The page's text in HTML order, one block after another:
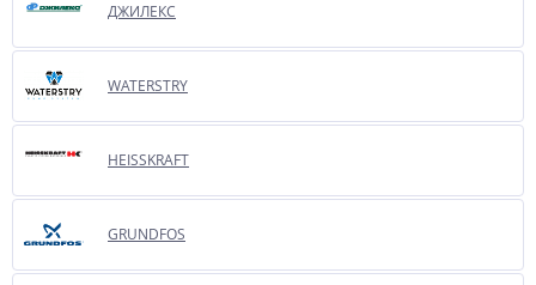
ДЖИЛЕКС
WATERSTRY
HEISSKRAFT
GRUNDFOS